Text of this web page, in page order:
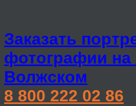
Заказать
фотографии на
Волжском
8 800 222 02 86